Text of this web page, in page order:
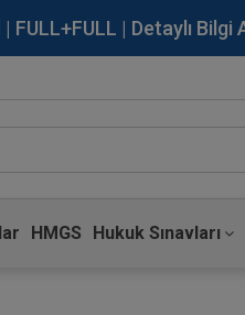
| Detaylı Bilgi
HMGS Hukuk Sınavları